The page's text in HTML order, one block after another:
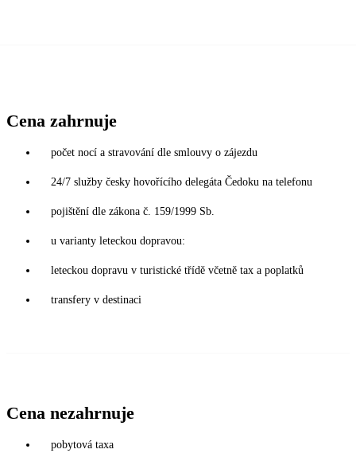
Cena zahrnuje
počet nocí a stravování dle smlouvy o zájezdu
24/7 služby česky hovořícího delegáta Čedoku na telefonu
pojištění dle zákona č. 159/1999 Sb.
u varianty leteckou dopravou:
leteckou dopravu v turistické třídě včetně tax a poplatků
transfery v destinaci
Cena nezahrnuje
pobytová taxa